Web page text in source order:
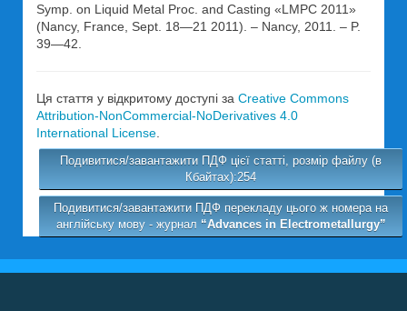
Symp. on Liquid Metal Proc. and Casting «LMPC 2011»
(Nancy, France, Sept. 18—21 2011). – Nancy, 2011. – P.
39—42.
Ця стаття у відкритому доступі за Creative Commons
Attribution-NonCommercial-NoDerivatives 4.0
International License
Подивитися/завантажити ПДФ цієї статті, розмір файлу (в
Кбайтах):254
Подивитися/завантажити ПДФ перекладу цього ж номера на
англійську мову - журнал “Advances in Electrometallurgy”